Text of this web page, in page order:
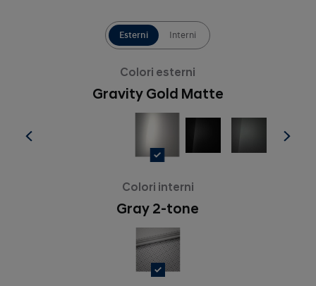
Esterni Interni
Colori esterni
Gravity Gold Matte
Colori interni
Gray 2-tone